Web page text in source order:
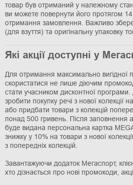
товар був отриманий у належному
ви можете повернути його протягом
отримання замовлення. Важливо
(для взуття) та оригінальну упаковку
Які акції доступні у
Для отримання максимально вигідної
скористатися не лише діючим
стати учасником дисконтної програми.
зробити покупку речі з нової колекції
або придбати товари з колекцій
понад 500 гривень. Після заповнення
буде видана персональна картка
знижку у 10% на товари з нової
з попередніх колекцій.
Завантажуючи додаток Мегаспорт,
хто дізнається про нові промокоди,